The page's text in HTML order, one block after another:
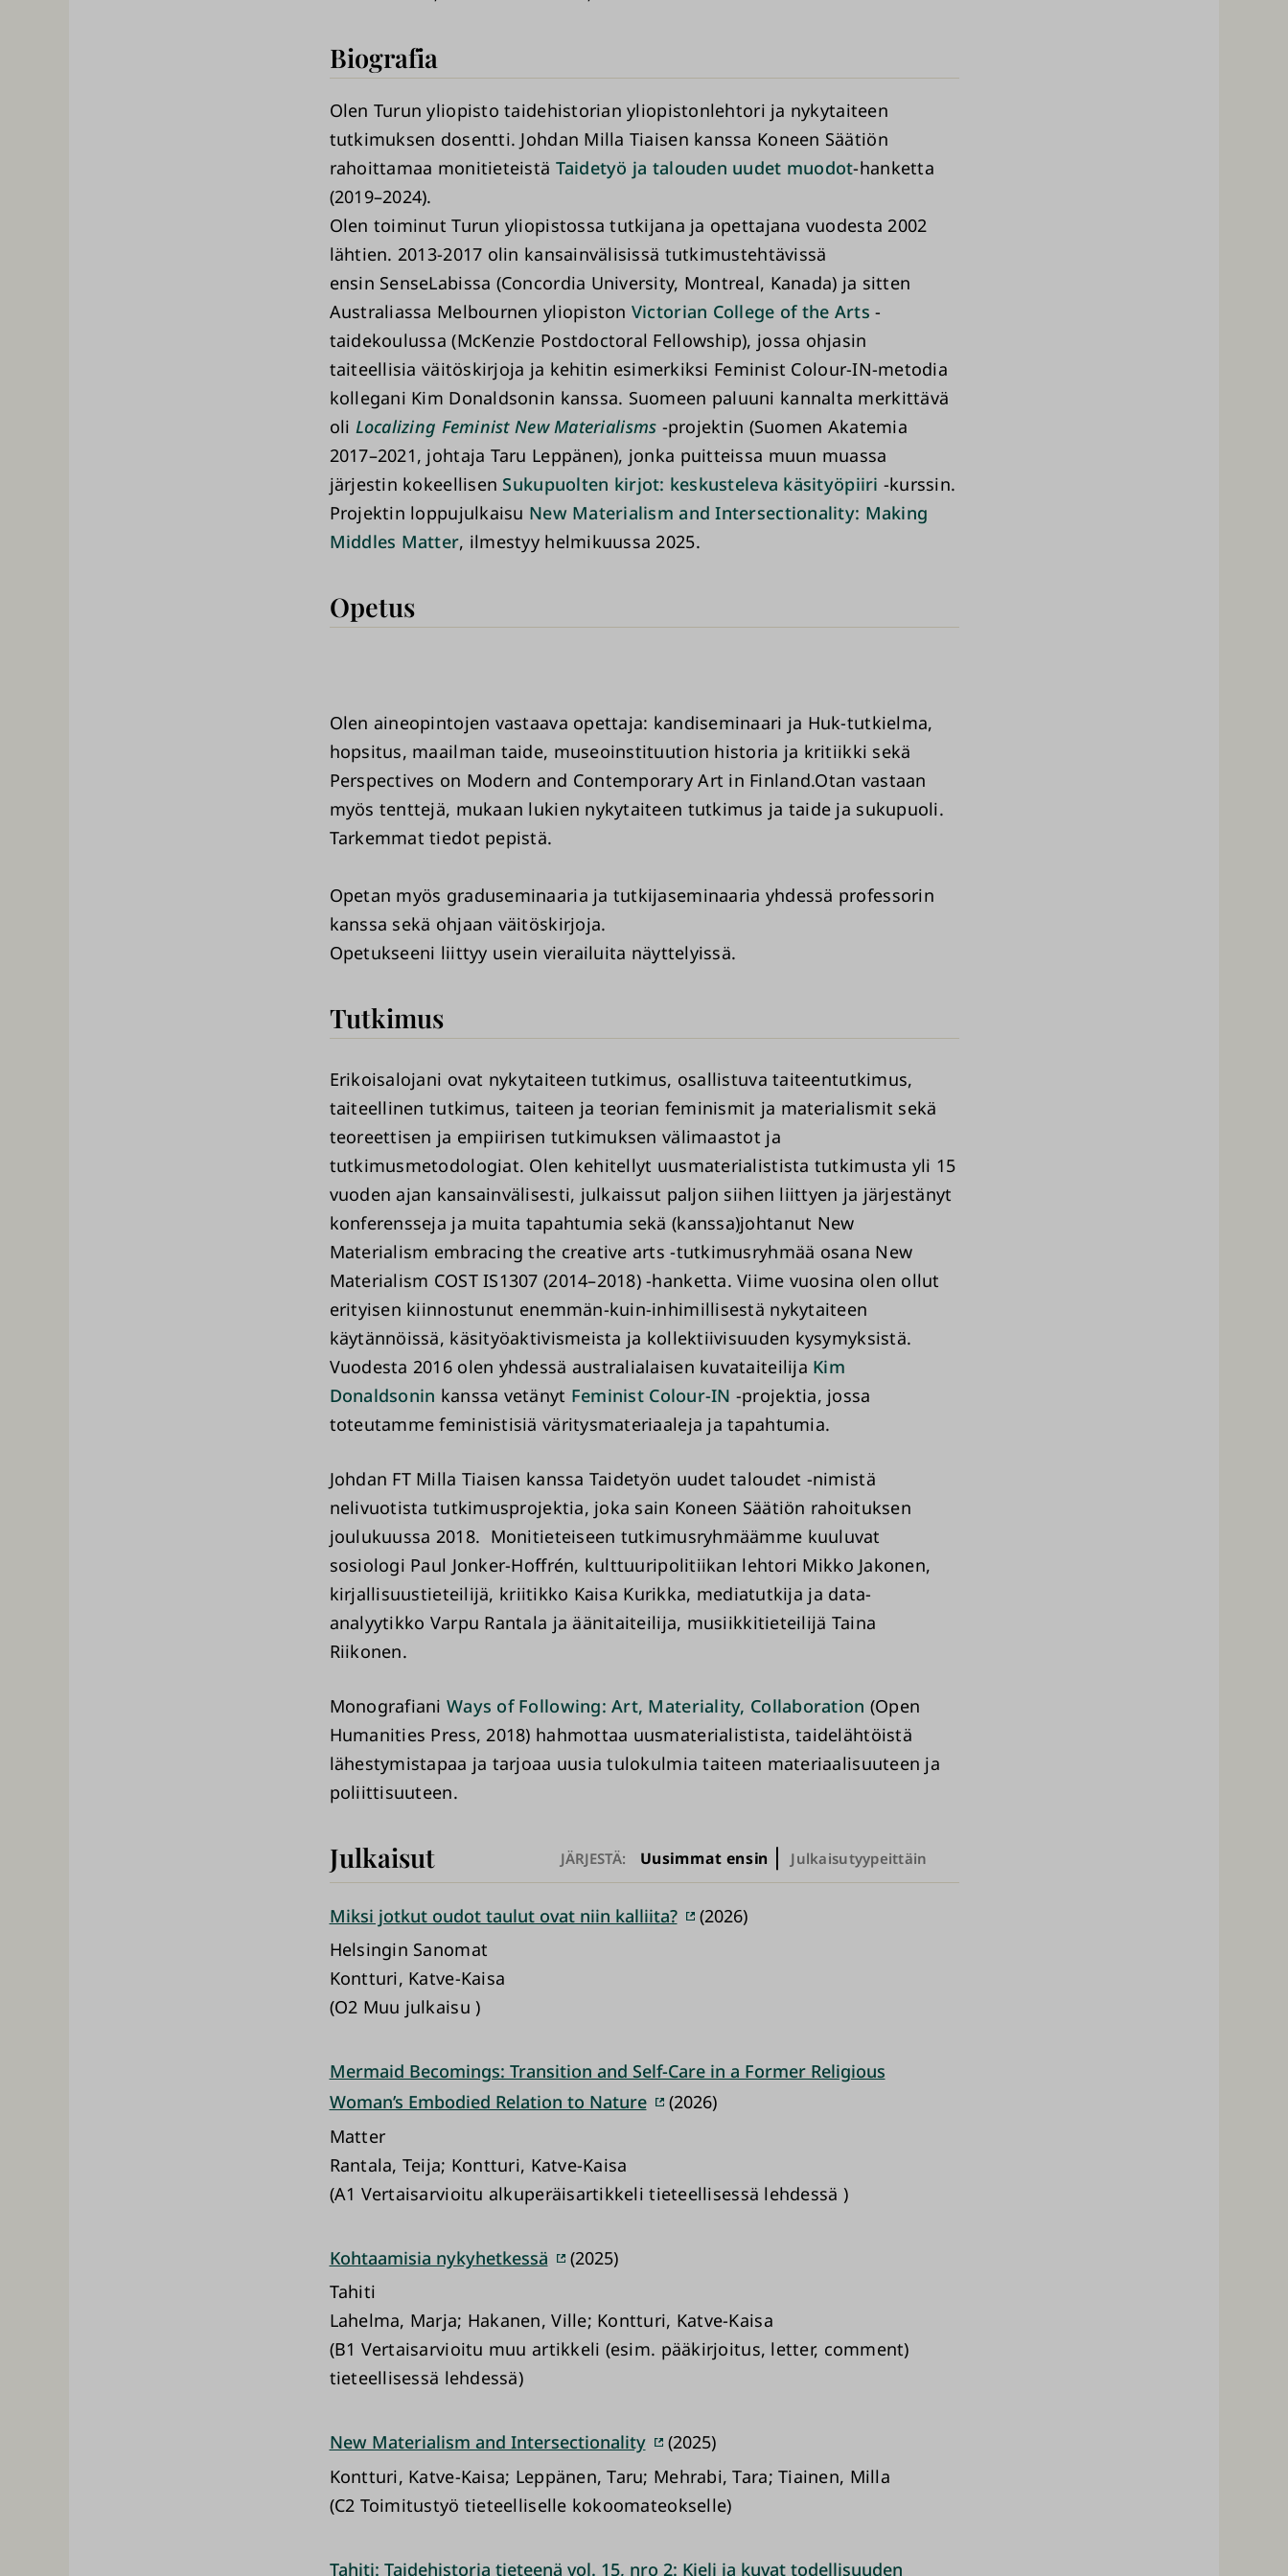
Biografia
Olen Turun yliopisto taidehistorian yliopistonlehtori ja nykytaiteen
tutkimuksen dosentti. Johdan Milla Tiaisen kanssa Koneen Säätiön
rahoittamaa monitieteistä Taidetyö ja talouden uudet muodot-hanketta
(2019–2024).
Olen toiminut Turun yliopistossa tutkijana ja opettajana vuodesta 2002
lähtien. 2013-2017 olin kansainvälisissä tutkimustehtävissä
ensin SenseLabissa (Concordia University, Montreal, Kanada) ja sitten
Australiassa Melbournen yliopiston Victorian College of the Arts -
taidekoulussa (McKenzie Postdoctoral Fellowship), jossa ohjasin
taiteellisia väitöskirjoja ja kehitin esimerkiksi Feminist Colour-IN-metodia
kollegani Kim Donaldsonin kanssa. Suomeen paluuni kannalta merkittävä
oli Localizing Feminist New Materialisms -projektin (Suomen Akatemia
2017–2021, johtaja Taru Leppänen), jonka puitteissa muun muassa
järjestin kokeellisen Sukupuolten kirjot: keskusteleva käsityöpiiri -kurssin.
Projektin loppujulkaisu New Materialism and Intersectionality: Making
Middles Matter, ilmestyy helmikuussa 2025.
Opetus
Olen aineopintojen vastaava opettaja: kandiseminaari ja Huk-tutkielma,
hopsitus, maailman taide, museoinstituution historia ja kritiikki sekä
Perspectives on Modern and Contemporary Art in Finland.Otan vastaan
myös tenttejä, mukaan lukien nykytaiteen tutkimus ja taide ja sukupuoli.
Tarkemmat tiedot pepistä.
Opetan myös graduseminaaria ja tutkijaseminaaria yhdessä professorin
kanssa sekä ohjaan väitöskirjoja.
Opetukseeni liittyy usein vierailuita näyttelyissä.
Tutkimus
Erikoisalojani ovat nykytaiteen tutkimus, osallistuva taiteentutkimus,
taiteellinen tutkimus, taiteen ja teorian feminismit ja materialismit sekä
teoreettisen ja empiirisen tutkimuksen välimaastot ja
tutkimusmetodologiat. Olen kehitellyt uusmaterialistista tutkimusta yli 15
vuoden ajan kansainvälisesti, julkaissut paljon siihen liittyen ja järjestänyt
konferensseja ja muita tapahtumia sekä (kanssa)johtanut New
Materialism embracing the creative arts -tutkimusryhmää osana New
Materialism COST IS1307 (2014–2018) -hanketta. Viime vuosina olen ollut
erityisen kiinnostunut enemmän-kuin-inhimillisestä nykytaiteen
käytännöissä, käsityöaktivismeista ja kollektiivisuuden kysymyksistä.
Vuodesta 2016 olen yhdessä australialaisen kuvataiteilija Kim
Donaldsonin kanssa vetänyt Feminist Colour-IN -projektia, jossa
toteutamme feministisiä väritysmateriaaleja ja tapahtumia.
Johdan FT Milla Tiaisen kanssa Taidetyön uudet taloudet -nimistä
nelivuotista tutkimusprojektia, joka sain Koneen Säätiön rahoituksen
joulukuussa 2018. Monitieteiseen tutkimusryhmäämme kuuluvat
sosiologi Paul Jonker-Hoffrén, kulttuuripolitiikan lehtori Mikko Jakonen,
kirjallisuustieteilijä, kriitikko Kaisa Kurikka, mediatutkija ja data-
analyytikko Varpu Rantala ja äänitaiteilija, musiikkitieteilijä Taina
Riikonen.
MonografianiWays of Following: Art, Materiality, Collaboration (Open
Humanities Press, 2018) hahmottaa uusmaterialistista, taidelähtöistä
lähestymistapaa ja tarjoaa uusia tulokulmia taiteen materiaalisuuteen ja
poliittisuuteen.
Julkaisut JÄRJESTÄ: Uusimmat ensin Julkaisutyypeittäin
Miksi jotkut oudot taulut ovat niin kalliita?
(2026)
Helsingin Sanomat
Kontturi, Katve-Kaisa
(O2 Muu julkaisu )
Mermaid Becomings: Transition and Self-Care in a Former Religious
Woman’s Embodied Relation to Nature
(2026)
Matter
Rantala, Teija; Kontturi, Katve-Kaisa
(A1 Vertaisarvioitu alkuperäisartikkeli tieteellisessä lehdessä )
Kohtaamisia nykyhetkessä
(2025)
Tahiti
Lahelma, Marja; Hakanen, Ville; Kontturi, Katve-Kaisa
(B1 Vertaisarvioitu muu artikkeli (esim. pääkirjoitus, letter, comment)
tieteellisessä lehdessä)
New Materialism and Intersectionality
(2025)
Kontturi, Katve-Kaisa; Leppänen, Taru; Mehrabi, Tara; Tiainen, Milla
(C2 Toimitustyö tieteelliselle kokoomateokselle)
Tahiti: Taidehistoria tieteenä vol. 15, nro 2: Kieli ja kuvat todellisuuden